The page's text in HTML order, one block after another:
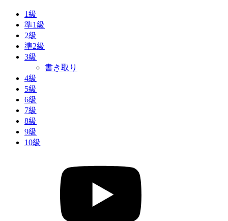
1級
準1級
2級
準2級
3級
書き取り
4級
5級
6級
7級
8級
9級
10級